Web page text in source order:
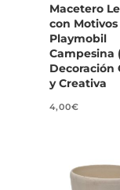
Macetero
con Motivos
Playmobil
Campesina
Decoración
y Creativa
4,00€